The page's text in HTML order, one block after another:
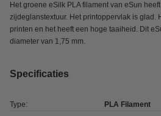
Het groene eSilk PLA filament van eSun
zijdeglanstextuur. Het printoppervlak is glad.
printen en het heeft een hoge taaiheid. Dit
diameter van 1,75 mm.
Specificaties
Type: PLA Filament